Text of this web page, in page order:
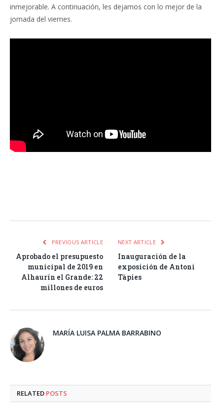
inmejorable. A continuación, les dejamos con lo mejor de la
jornada del viernes.
PREVIOUS ARTICLE
Aprobado el presupuesto
municipal de 2019 en
Alhaurín el Grande: 22
millones de euros
NEXT ARTICLE
Inauguración de la
exposición de Antoni
Tàpies
MARÍA LUISA PALMA BARRABINO
RELATED POSTS